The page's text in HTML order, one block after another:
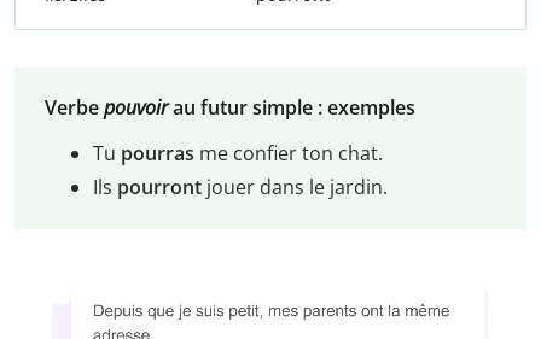
Verbepouvoirau futur simple : exemples
Tu pourras me confier ton chat.
Ils pourrontjouer dans le jardin.